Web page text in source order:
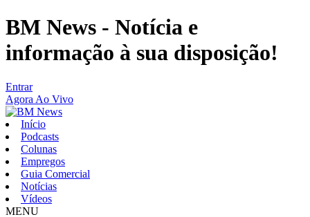
BM News - Notícia e
informação à sua disposição!
Entrar
Agora Ao Vivo
Início
Podcasts
Colunas
Empregos
Guia Comercial
Notícias
Vídeos
MENU